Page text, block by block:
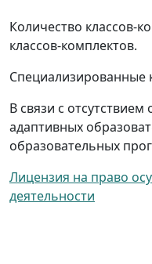
Количество классов-
классов-комплектов.
Специализированные
В связи с
адаптивных
образовательных
Лицензия на право
деятельности